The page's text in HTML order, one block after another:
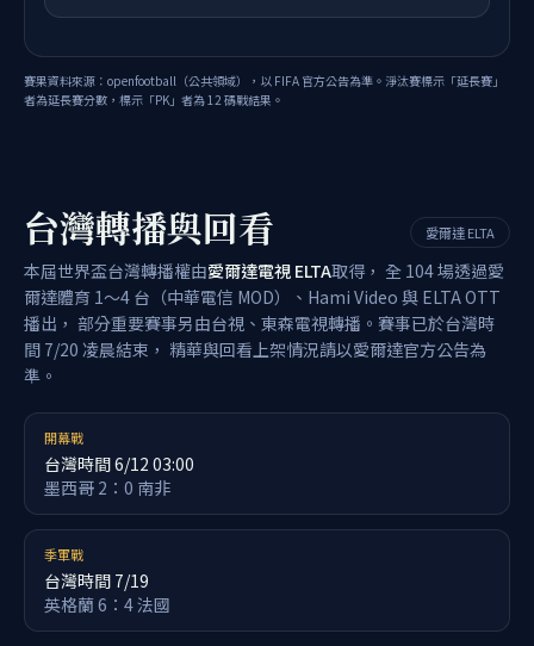
賽果資料來源：openfootball（公共領域），以 FIFA 官方公告為準。淨汰賽標示「延長賽」
者為延長賽分數，標示「PK」者為 12 碼戰結果。
台灣轉播與回看 愛爾達 ELTA
本屆世界盃台灣轉播權由愛爾達電視 ELTA取得， 全 104 場透過愛
爾達體育 1～4 台（中華電信 MOD）、Hami Video 與 ELTA OTT
播出， 部分重要賽事另由台視、東森電視轉播。賽事已於台灣時
間 7/20 凌晨結束， 精華與回看上架情況請以愛爾達官方公告為
準。
開幕戰
台灣時間 6/12 03:00
墨西哥 2：0 南非
季軍戰
台灣時間 7/19
英格蘭 6：4 法國